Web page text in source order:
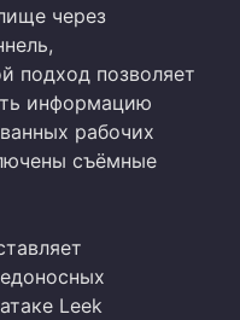
через
подход позволяет
информацию
рабочих
съёмные
Leek